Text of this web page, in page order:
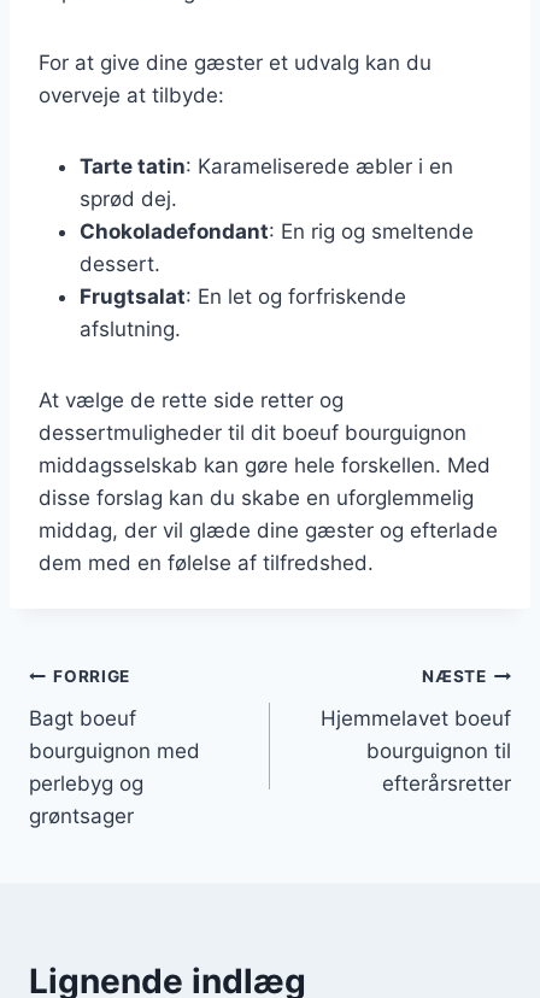
For at give dine gæster et udvalg kan du
overveje at tilbyde:
Tarte tatin: Karameliserede æbler i en
sprød dej.
Chokoladefondant: En rig og smeltende
dessert.
Frugtsalat: En let og forfriskende
afslutning.
At vælge de rette side retter og
dessertmuligheder til dit boeuf bourguignon
middagsselskab kan gøre hele forskellen. Med
disse forslag kan du skabe en uforglemmelig
middag, der vil glæde dine gæster og efterlade
dem med en følelse af tilfredshed.
Indlægsnavigation
FORRIGE
Bagt boeuf
bourguignon med
perlebyg og
grøntsager
NÆSTE
Hjemmelavet boeuf
bourguignon til
efterårsretter
Lignende indlæg